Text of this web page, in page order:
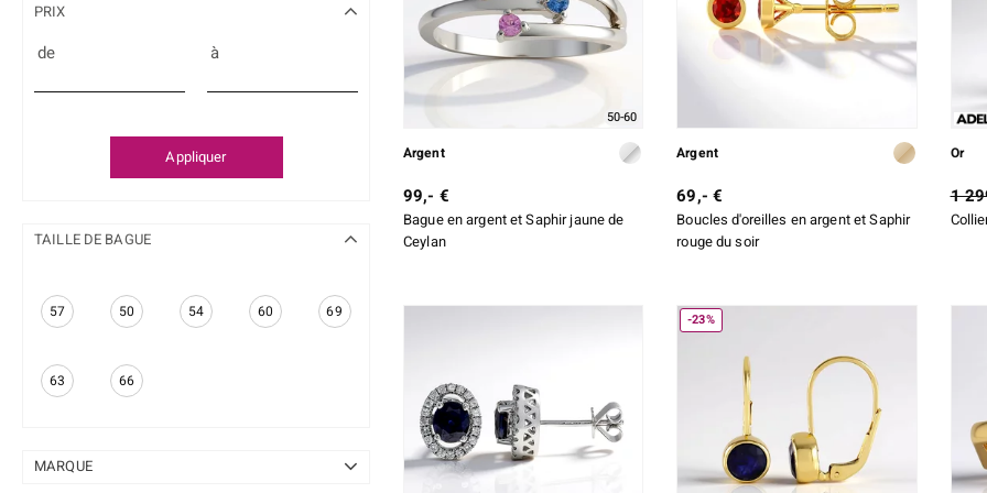
PRIX
de à
Appliquer
TAILLE DE BAGUE
57 50 54 60 69
63 66
MARQUE
50-60
Argent
99,- €
Bague en argent et Saphir jaune de
Ceylan
Argent
69,- €
Boucles d'oreilles en argent et Saphir
rouge du soir
Or
1
-23%